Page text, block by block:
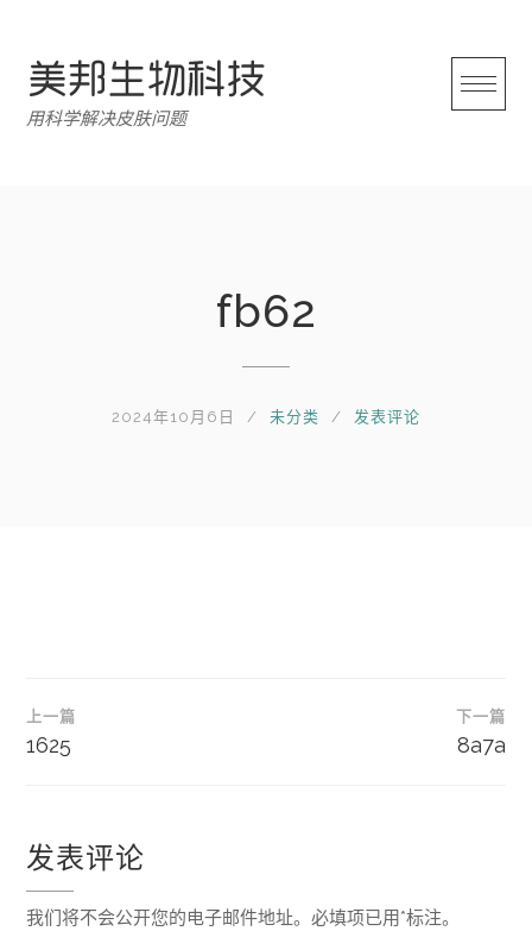
用科学解决皮肤问题
fb62
2024年10月6日 未分类 发表评论
文
章
航
上一篇
1625
下一篇
8a7a
发表评论
我们将不会公开您的电子邮件地址。必填项已用*标注。